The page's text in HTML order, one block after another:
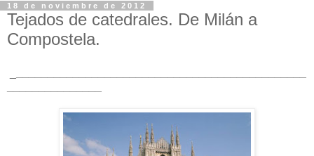
18 de noviembre de 2012
Tejados de catedrales. De Milán a
Compostela.